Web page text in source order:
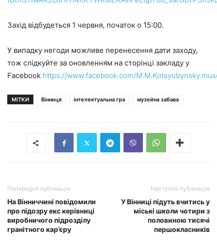
Захід відбудеться 1 червня, початок о 15:00.
У випадку негоди можливе перенесення дати заходу,
тож слідкуйте за оновленням на сторінці закладу у
Facebook https://www.facebook.com/
МІТКИ Вінниця інтелектуальна гра музейна забава
Попередня публікація
На Вінниччині повідомили
про підозру екс керівниці
виробничого підрозділу
гранітного кар’єру
Наступна публікація
У Вінниці підуть вчитись у
міські школи чотири з
половиною тисячі
першокласників